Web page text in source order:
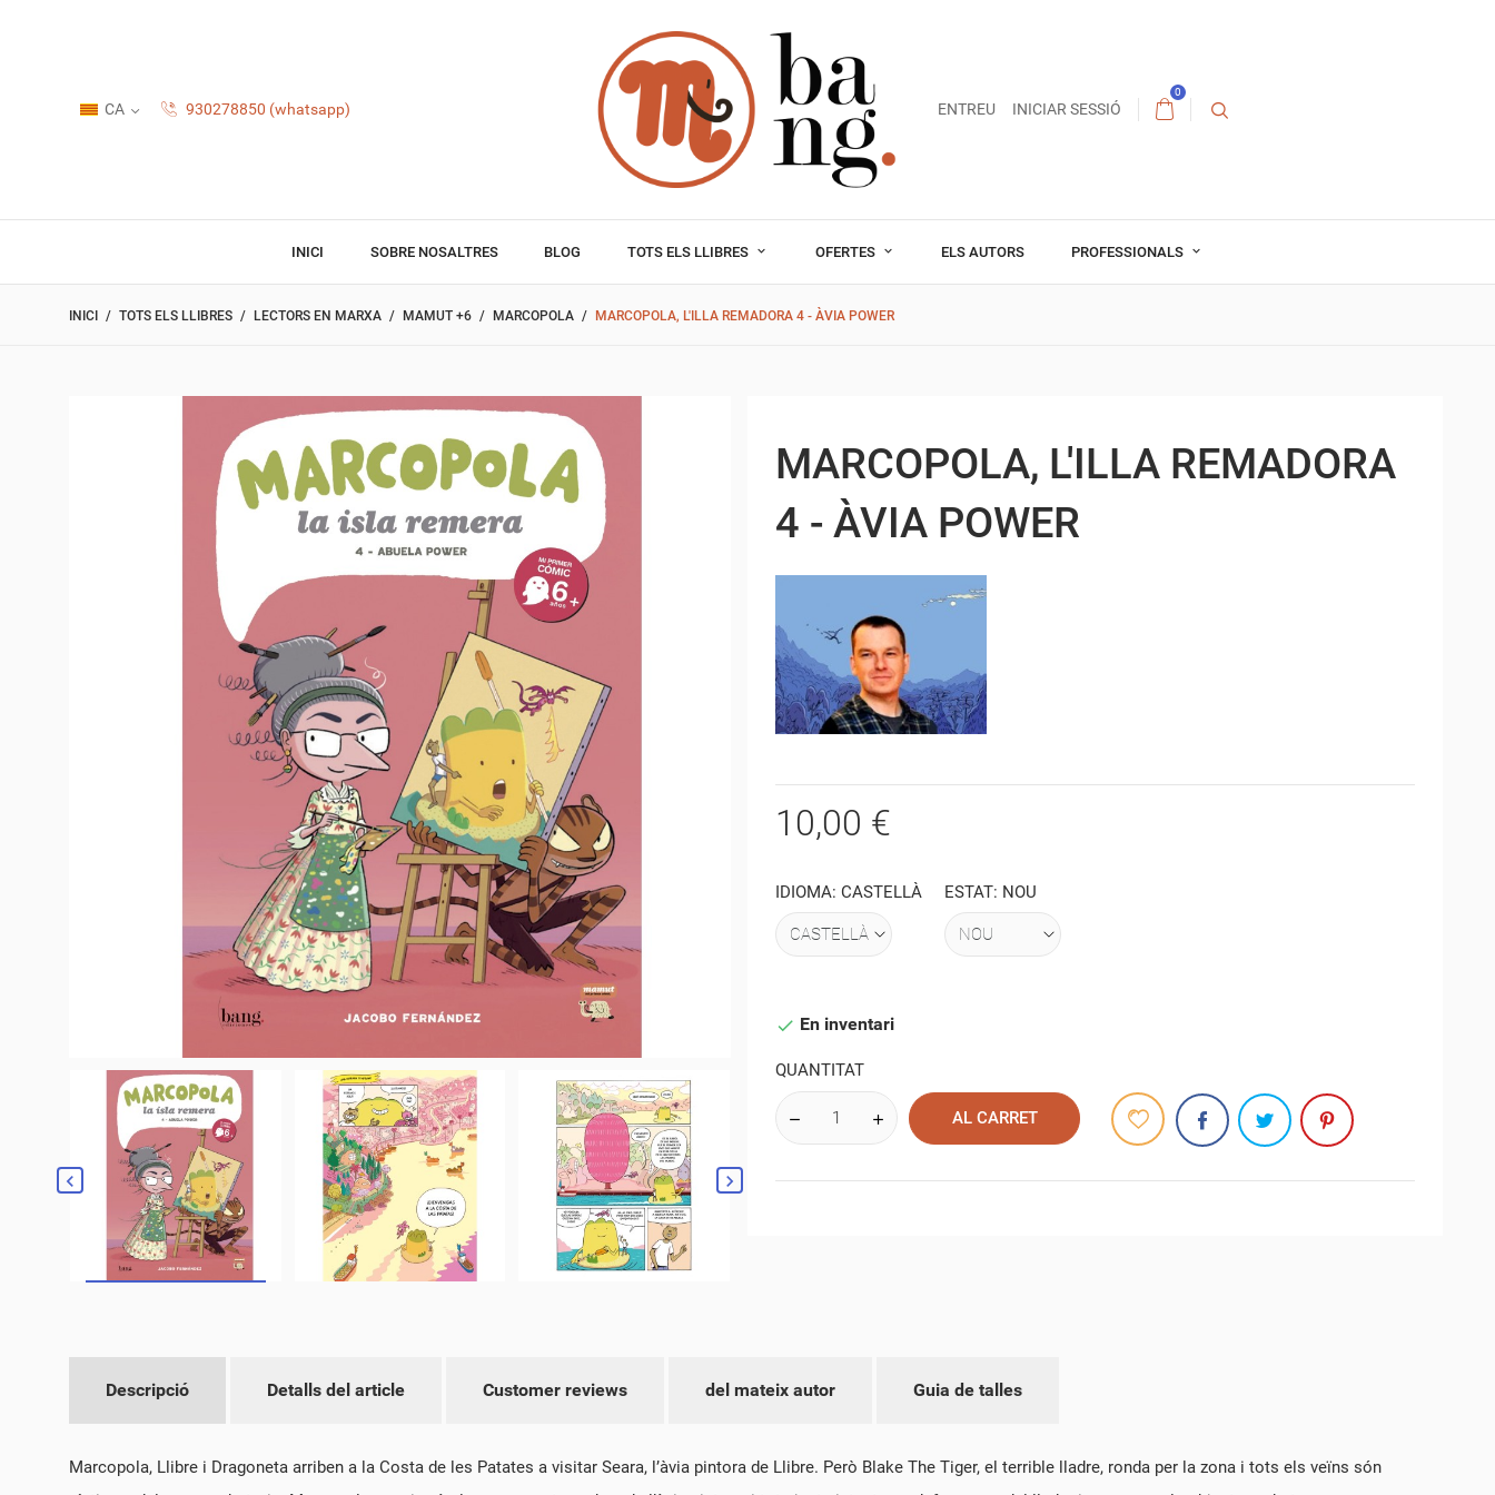
CA 930278850 (whatsapp) ENTREU INICIAR SESSIÓ
0
INICI SOBRE NOSALTRES BLOG TOTS ELS LLIBRES OFERTES ELS AUTORS PROFESSIONALS
INICI TOTS ELS LLIBRES LECTORS EN MARXA MAMUT +6 MARCOPOLA MARCOPOLA, L'ILLA REMADORA 4 - ÀVIA POWER
MARCOPOLA, L'ILLA REMADORA
4 - ÀVIA POWER
10,00 €
IDIOMA: CASTELLÀ ESTAT: NOU
 En inventari
QUANTITAT
AL CARRET
Descripció Detalls del article Customer reviews del mateix autor Guia de talles
Marcopola, Llibre i Dragoneta arriben a la Costa de les Patates a visitar Seara, l’àvia pintora de Llibre. Però Blake The Tiger, el terrible lladre, ronda per la zona i tots els veïns són
CONNECTAR-SE